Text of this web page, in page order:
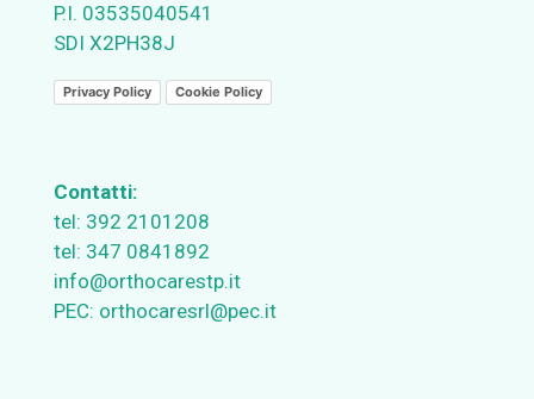
P.I. 03535040541
SDI X2PH38J
Privacy Policy Cookie Policy
Contatti:
tel: 392 2101208
tel: 347 0841892
info@orthocarestp.it
PEC: orthocaresrl@pec.it